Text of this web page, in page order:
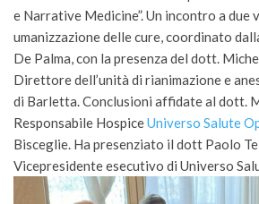
e Narrative Medicine”. Un incontro a due
umanizzazione delle cure, coordinato
De Palma, con la presenza del dott.
Direttore dell’unità di rianimazione e
di Barletta. Conclusioni affidate al dott.
Responsabile HospiceUniverso Salute
Bisceglie. Ha presenziato il dott Paolo
Vicepresidente esecutivo di Universo